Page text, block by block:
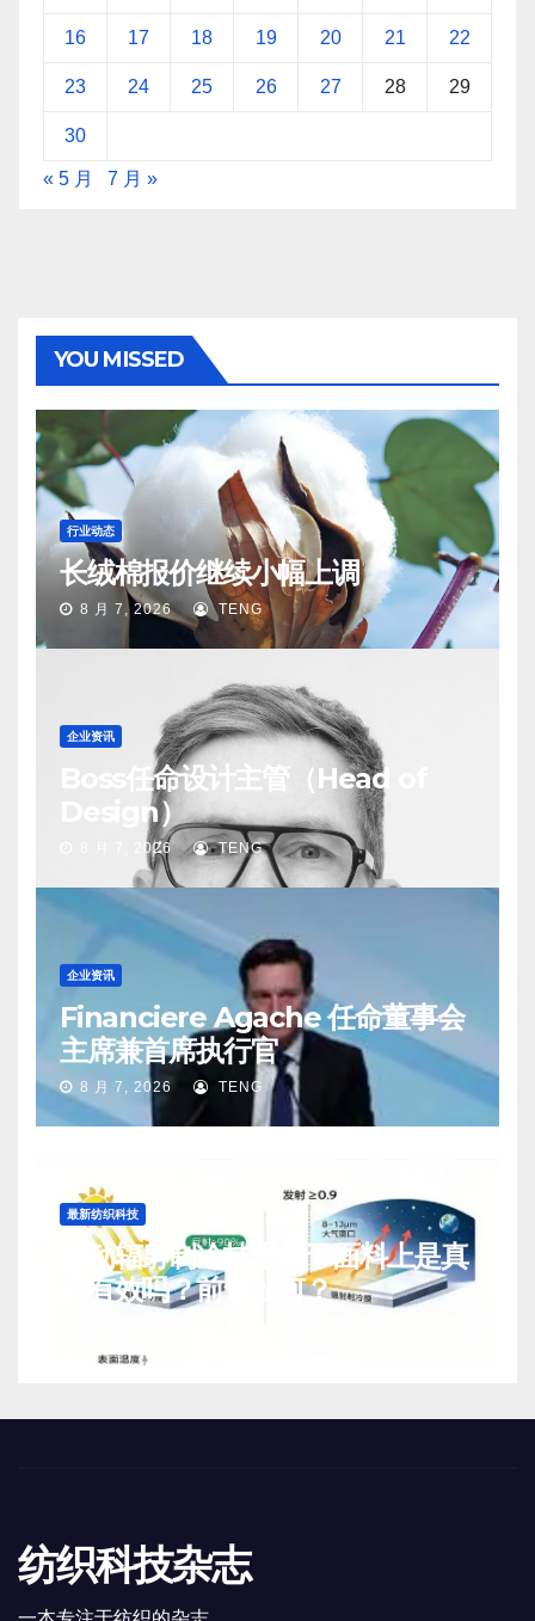
16 17 18 19 20 21 22
23 24 25 26 27 28 29
30
« 5 月 7 月 »
YOU MISSED
行业动态
长绒棉报价继续小幅上调
8 月 7, 2026 TENG
企业资讯
Boss任命设计主管（Head of
Design）
8 月 7, 2026 TENG
企业资讯
Financiere Agache 任命董事会
主席兼首席执行官
8 月 7, 2026 TENG
最新纺织科技
被动辐射制冷技术用于面料上是真
实有效吗？前景如何？
纺织科技杂志